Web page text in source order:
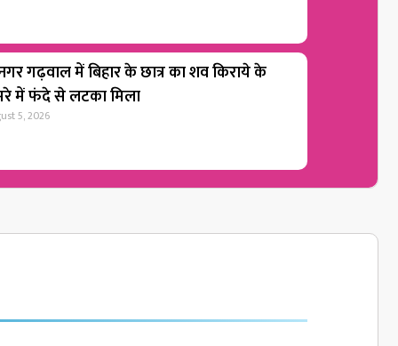
गढ़वाल में बिहार के छात्र का शव किराये के
में फंदे से लटका मिला
5, 2026